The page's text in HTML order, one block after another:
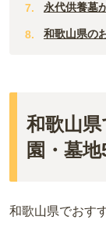
永代供養墓
和歌山県の
和歌山
園・墓
和歌山県でおす